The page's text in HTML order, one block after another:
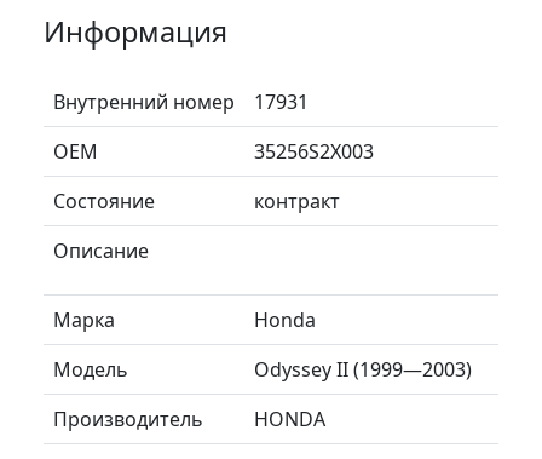
Информация
Внутренний номер
17931
ОЕМ
35256S2X003
Состояние
контракт
Описание
Марка
Honda
Модель
Odyssey II (1999—2003)
Производитель
HONDA